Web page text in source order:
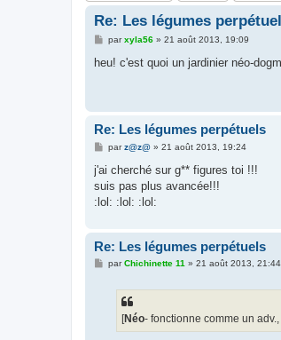
Re: Les légumes
M
s
parxyla56» 21 août 2013, 19:09
heu! c'est quoi un jardinier néo-
Re: Les légumes perpétuels
M
s
a
g
parz@z@» 21 août 2013, 19:24
j'ai cherché sur g** figures toi !!!
suis pas plus avancée!!!
:lol: :lol: :lol:
Re: Les légumes perpétuels
MparChichinette 11 » 21 août 2013, 21:44
[Néo- fonctionne comme un